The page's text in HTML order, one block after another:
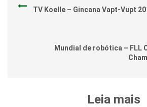
TV Koelle – Gincana Vapt-Vupt
Mundial de robótica – FLL
Leia mais